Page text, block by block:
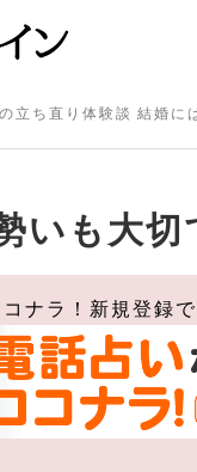
立ち直り体験談 結婚に
いも大切
ナラ！新規登録